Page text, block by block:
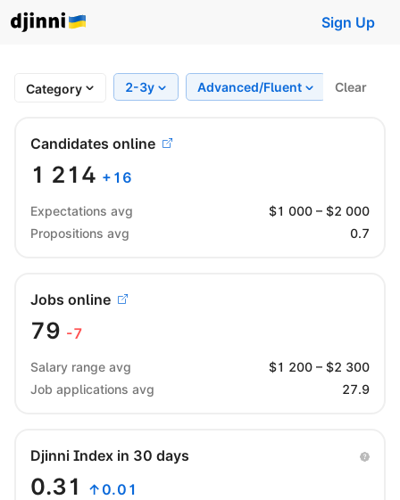
Sign Up
Category 2-3y Advanced/Fluent Region
Clear
Candidates online
1 214 + 16
Expectations avg $1 000 – $2 000
Propositions avg
0.7
Jobs online
79 -7
Salary range avg $1 200 – $2 300
Job applications avg
27.9
Djinni Index in 30 days
0.31 ↑0.01